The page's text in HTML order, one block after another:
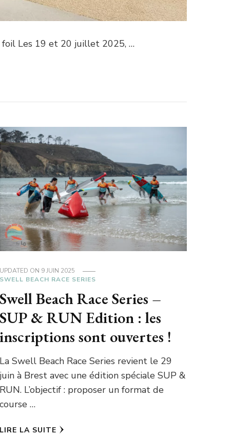
foil Les 19 et 20 juillet 2025, …
UPDATED ON 9 JUIN 2025
SWELL BEACH RACE SERIES
Swell Beach Race Series –
SUP & RUN Edition : les
inscriptions sont ouvertes !
La Swell Beach Race Series revient le 29
juin à Brest avec une édition spéciale SUP &
RUN. L’objectif : proposer un format de
course …
LIRE LA SUITE